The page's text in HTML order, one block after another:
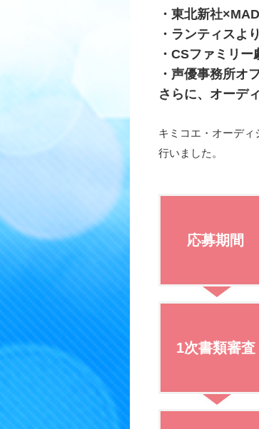
・東北新社
・ランティスよ
・CSファミリ
・声優事務所オ
さらに、オーデ
キミコエ・オーデ
行いました。
応募期間
1次書類審査